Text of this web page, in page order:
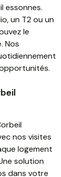
essonnes.
un T2 ou un
le
Nos
nos visites
logement
solution
dans votre